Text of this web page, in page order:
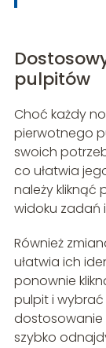
pulpitów
Choć każdy
pierwotnego
swoich
co ułatwia
należy kliknąć
widoku zadań
Również
ułatwia ich
ponownie
pulpit i wybrać
dostosowanie
szybko